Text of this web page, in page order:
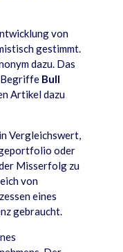
von
gestimmt.
dazu. Das
Begriffe Bull
Artikel dazu
Vergleichswert,
oder
Misserfolg zu
von
eines
gebraucht.